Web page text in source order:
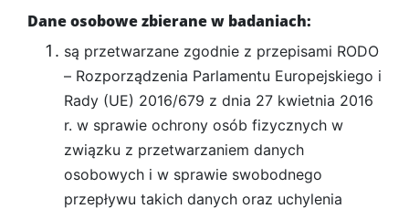
Dane osobowe zbierane w badaniach:
są przetwarzane zgodnie z przepisami RODO
– Rozporządzenia Parlamentu Europejskiego i
Rady (UE) 2016/679 z dnia 27 kwietnia 2016
r. w sprawie ochrony osób fizycznych w
związku z przetwarzaniem danych
osobowych i w sprawie swobodnego
przepływu takich danych oraz uchylenia